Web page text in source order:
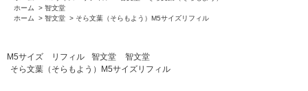
ホーム
> 智文堂
ホーム
> 智文堂 > そら文葉（そらもよう）M5サイズリフィル
M5サイズ リフィル 智文堂
智文堂
そら文葉（そらもよう）M5サイズリフィル